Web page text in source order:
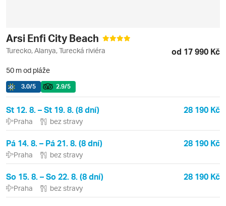
Arsi Enfi City Beach
Turecko, Alanya, Turecká riviéra od 17 990 Kč
50 m od pláže
3.0/5 2.9/5
St 12. 8. – St 19. 8. (8 dní) 28 190 Kč
Praha bez stravy
Pá 14. 8. – Pá 21. 8. (8 dní) 28 190 Kč
Praha bez stravy
So 15. 8. – So 22. 8. (8 dní) 28 190 Kč
Praha bez stravy